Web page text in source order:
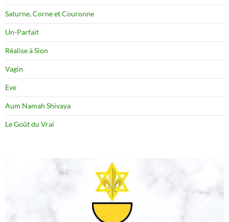
Saturne, Corne et Couronne
Un-Parfait
Réalise à Sion
Vagin
Eve
Aum Namah Shivaya
Le Goût du Vrai